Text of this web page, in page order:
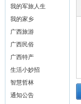
疆
我的军旅人生
我的家乡
广西旅游
广西民俗
广西特产
生活小妙招
智慧哲林
通知公告